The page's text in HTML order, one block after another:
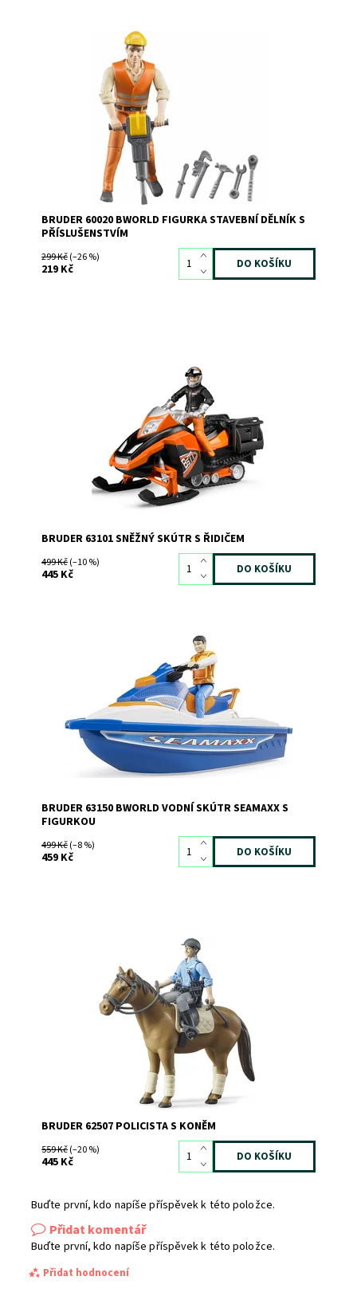
Bworld Stavební dělník s příslušenstvím
Skladem2
1621
BRUDER
BRUDER 60020 BWORLD FIGURKA STAVEBNÍ DĚLNÍK S
PŘÍSLUŠENSTVÍM
299 Kč(–26 %)
219 Kč
>3
BRUDER
BRUDER 63101 SNĚŽNÝ SKÚTR S ŘIDIČEM
499 Kč(–10 %)
445 Kč
Skladem2
2849
BRUDER
BRUDER 63150 BWORLD VODNÍ SKÚTR SEAMAXX S
FIGURKOU
499 Kč(–8 %)
459 Kč
Kůň s figurkou policisty s příslušenstvím
Skladem3
6797
BRUDER
BRUDER 62507 POLICISTA S KONĚM
559 Kč(–20 %)
445 Kč
Buďte první, kdo napíše příspěvek k této položce.
Přidat komentář
Buďte první, kdo napíše příspěvek k této položce.
Přidat hodnocení